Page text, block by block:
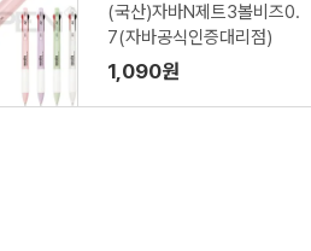
(국산)자바N제트3볼비즈0.
7(자바공식인증대리점)
1,090원